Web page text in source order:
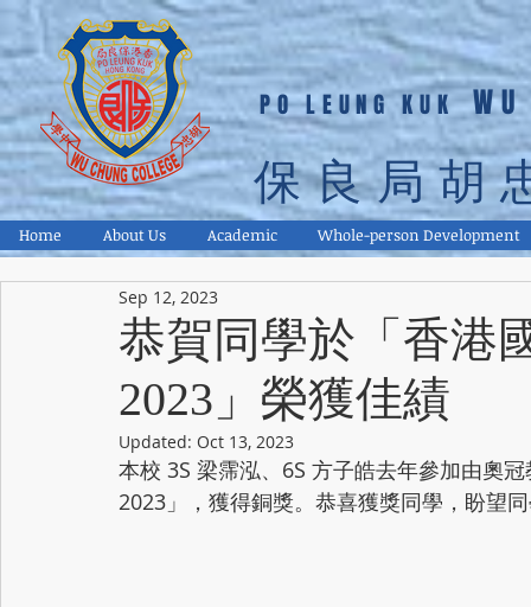
PO LEUNG KUK
保良局胡
Home About Us Academic Whole-person Development
恭賀同學於「香港
2023」榮獲佳績
Sep 12, 2023
Updated: Oct 13, 2023
本校 3S 梁霈泓、6S 方子皓去年參加由奧
2023」，獲得銅獎。恭喜獲獎同學，盼望